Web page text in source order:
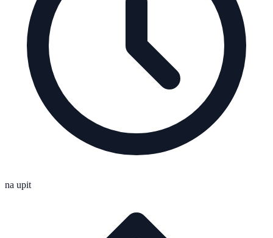
na upit